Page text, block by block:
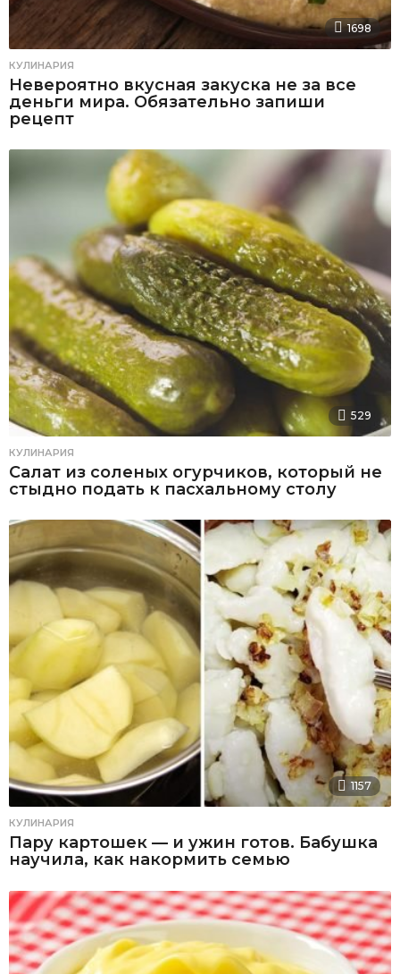
1698
КУЛИНАРИЯ
Невероятно вкусная закуска не за все
деньги мира. Обязательно запиши
рецепт
529
КУЛИНАРИЯ
Салат из соленых огурчиков, который не
стыдно подать к пасхальному столу
1157
КУЛИНАРИЯ
Пару картошек — и ужин готов. Бабушка
научила, как накормить семью